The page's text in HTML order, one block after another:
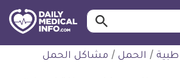
طبية
ابحث…
/ الحمل / مشاكل الحمل